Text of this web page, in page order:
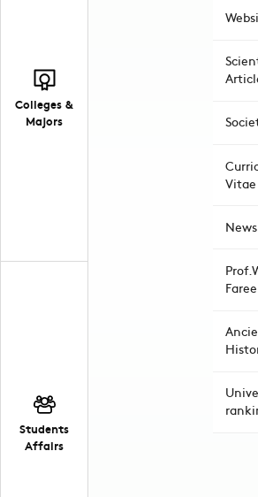
Colleges &
Majors
Students
Affairs
Vitae
News
Faree